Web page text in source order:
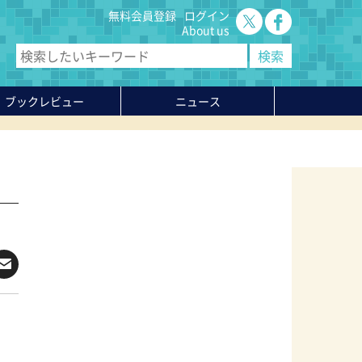
無料会員登録 ログイン
About us
ブックレビュー ニュース